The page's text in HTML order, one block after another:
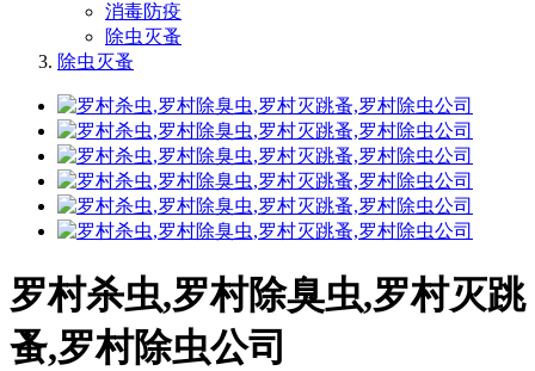
消毒防疫
除虫灭蚤
除虫灭蚤
罗村杀虫,罗村除臭虫,罗村灭跳
蚤,罗村除虫公司